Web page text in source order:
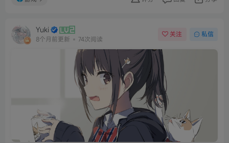
Yuki
8个月前更新 74次阅读
关注 私信